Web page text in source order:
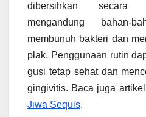
dibersihkan secara
mengandung bahan-
membunuh bakteri dan
plak. Penggunaan rutin
gusi tetap sehat dan
gingivitis. Baca juga
Jiwa Sequis.